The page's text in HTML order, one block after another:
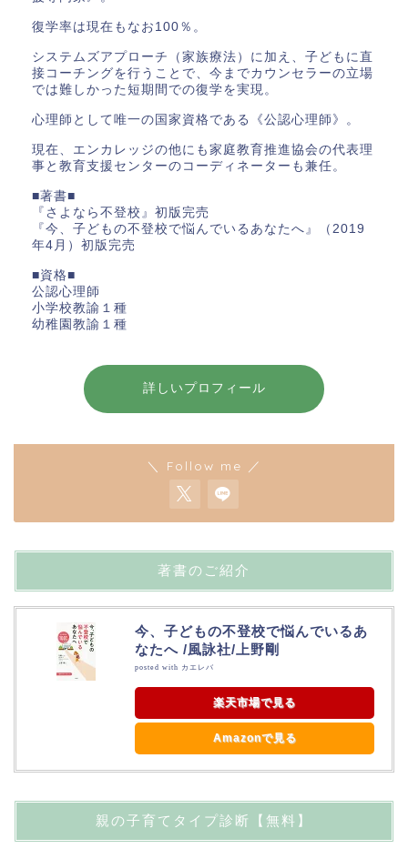
復学率は現在もなお100％。
システムズアプローチ（家族療法）に加え、子どもに直
接コーチングを行うことで、今までカウンセラーの立場
では難しかった短期間での復学を実現。
心理師として唯一の国家資格である《公認心理師》。
現在、エンカレッジの他にも家庭教育推進協会の代表理
事と教育支援センターのコーディネーターも兼任。
■著書■
『さよなら不登校』初版完売
『今、子どもの不登校で悩んでいるあなたへ』（2019
年4月）初版完売
■資格■
公認心理師
小学校教諭１種
幼稚園教諭１種
詳しいプロフィール
＼ Follow me ／
著書のご紹介
今、子どもの不登校で悩んでいるあ
なたへ /風詠社/上野剛
posted with カエレバ
楽天市場で見る
Amazonで見る
親の子育てタイプ診断【無料】